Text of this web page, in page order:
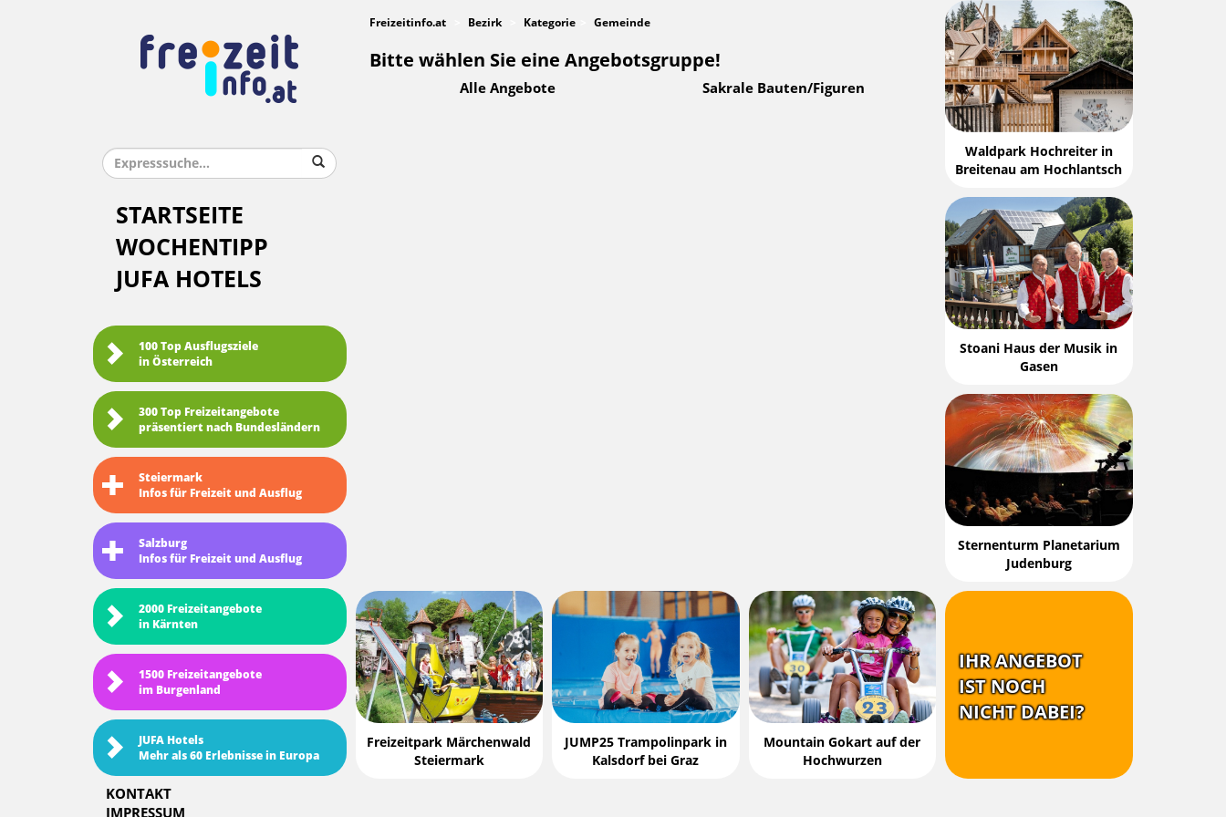
STARTSEITE
WOCHENTIPP
JUFA HOTELS
100 Top Ausflugsziele
in Österreich
300 Top Freizeitangebote
präsentiert nach Bundesländern
Steiermark
Infos für Freizeit und Ausflug
Salzburg
Infos für Freizeit und Ausflug
2000 Freizeitangebote
in Kärnten
1500 Freizeitangebote
im Burgenland
JUFA Hotels
Mehr als 60 Erlebnisse in Europa
KONTAKT
IMPRESSUM
Freizeitinfo.at Bezirk Kategorie Gemeinde
Bitte wählen Sie eine Angebotsgruppe!
Alle Angebote Sakrale Bauten/Figuren
Waldpark Hochreiter in
Breitenau am Hochlantsch
Stoani Haus der Musik in
Gasen
Sternenturm Planetarium
Judenburg
Freizeitpark Märchenwald
Steiermark
JUMP25 Trampolinpark in
Kalsdorf bei Graz
Mountain Gokart auf der
Hochwurzen
IHR ANGEBOT
IST NOCH
NICHT DABEI?